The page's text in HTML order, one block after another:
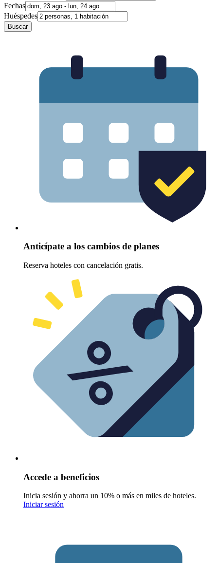
Fechas
Huéspedes
Buscar
Anticípate a los cambios de planes
Reserva hoteles con cancelación gratis.
Accede a beneficios
Inicia sesión y ahorra un 10% o más en miles de hoteles.
Iniciar sesión